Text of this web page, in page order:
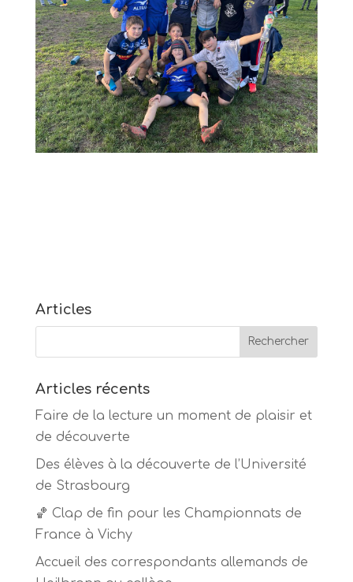
Articles
Articles récents
Faire de la lecture un moment de plaisir et
de découverte
Des élèves à la découverte de l’Université
de Strasbourg
🏀 Clap de fin pour les Championnats de
France à Vichy
Accueil des correspondants allemands de